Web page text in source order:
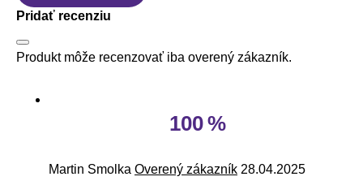
Pridať recenziu
Produkt môže recenzovať iba overený zákazník.
100 %
Martin Smolka Overený zákazník 28.04.2025